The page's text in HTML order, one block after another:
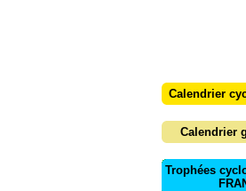
Calendrier
Calendrier
Trophées